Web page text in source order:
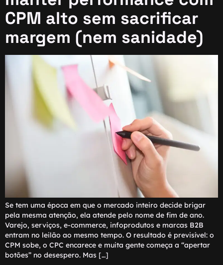
CPM alto sem sacrificar
margem (nem sanidade)
Se tem uma época em que o mercado inteiro decide brigar
pela mesma atenção, ela atende pelo nome de fim de ano.
Varejo, serviços, e-commerce, infoprodutos e marcas B2B
entram no leilão ao mesmo tempo. O resultado é previsível: o
CPM sobe, o CPC encarece e muita gente começa a “apertar
botões” no desespero. Mas […]